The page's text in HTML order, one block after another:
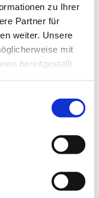
zu Ihrer
Partner für
weiter. Unsere
mit
bereitgestellt
und
Ringe schneiden